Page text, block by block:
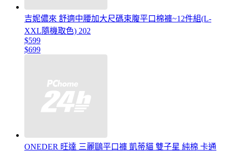
吉妮儂來 舒適中腰加大尺碼束腹平口棉褲~12件組(L-
XXL隨機取色) 202
$599
$699
ONEDER 旺達 三麗鷗平口褲 凱蒂貓 雙子星 純棉 卡通